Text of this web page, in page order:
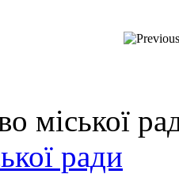
міської
ради